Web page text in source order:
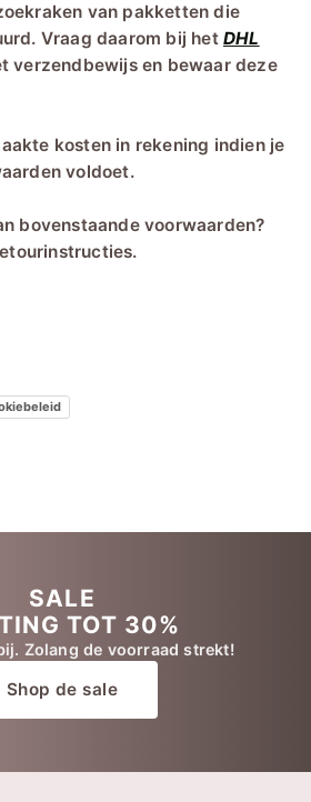
van pakketten die
Vraag daarom bij hetDHL
verzendbewijs en bewaar deze
kosten in rekening indien je
voldoet.
bovenstaande voorwaarden?
SALE
TOT 30%
Zolang de voorraad strekt!
Shop de sale